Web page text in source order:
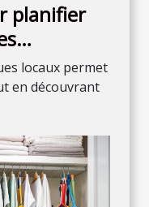
planifier
locaux permet
en découvrant